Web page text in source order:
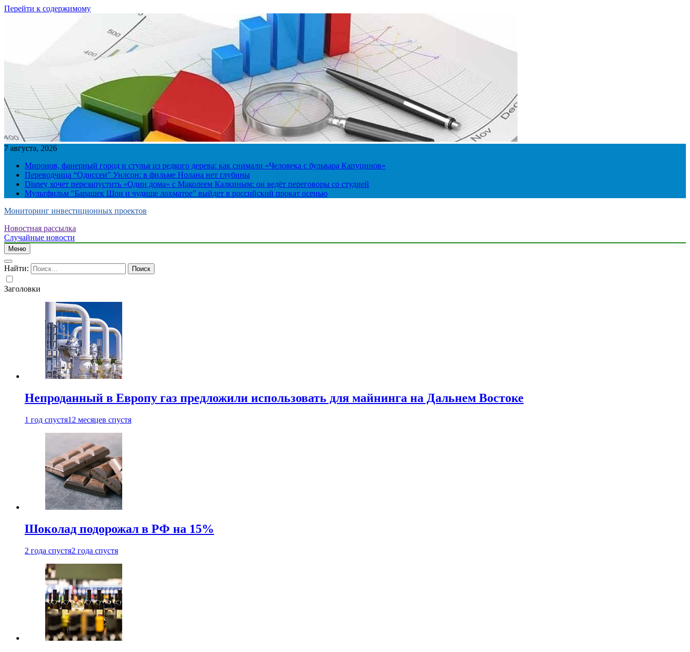
Перейти к содержимому
7 августа, 2026
Миронов, фанерный город и стулья из редкого дерева: как снимали «Человека с бульвара Капуцинов»
Переводчица “Одиссеи” Уилсон: в фильме Нолана нет глубины
Disney хочет перезапустить «Один дома» с Маколеем Калкиным: он ведёт переговоры со студией
Мультфильм “Барашек Шон и чудище лохматое” выйдет в российский прокат осенью
Мониторинг инвестиционных проектов
Новостная рассылка
Случайные новости
Меню
Найти:
Заголовки
Непроданный в Европу газ предложили использовать для майнинга на Дальнем Востоке
1 год спустя12 месяцев спустя
Шоколад подорожал в РФ на 15%
2 года спустя2 года спустя